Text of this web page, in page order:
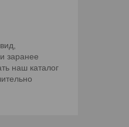
заранее
наш каталог